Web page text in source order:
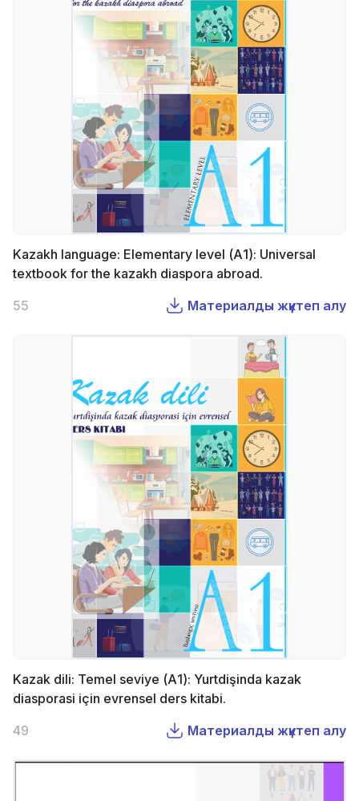
Kazakh language: Elementary level (А1): Universal
textbook for the kazakh diaspora abroad.
55
Материалды жүктеп алу
Kazak dili: Temel seviye (А1): Yurtdişinda kazak
diasporasi için evrensel ders kitabi.
49
Материалды жүктеп алу